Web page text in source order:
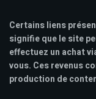
Certains liens
signifie que le site
effectuez un achat
vous. Ces revenus
production de